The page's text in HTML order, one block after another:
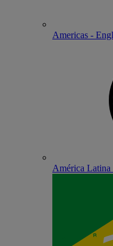
Americas -
América Latina